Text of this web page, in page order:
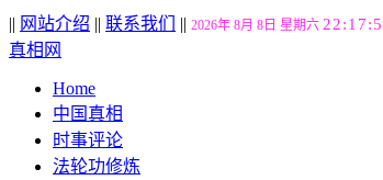
|| 网站介绍 || 联系我们 || 2026年 8月 8日 星期六
真相网
Home
中国真相
时事评论
法轮功修炼